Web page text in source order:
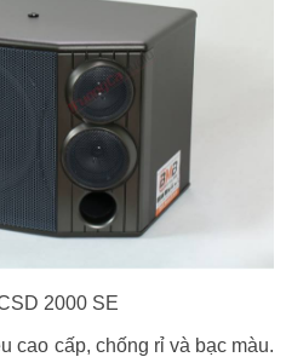
2000 SE
cao cấp, chống rỉ và bạc màu.